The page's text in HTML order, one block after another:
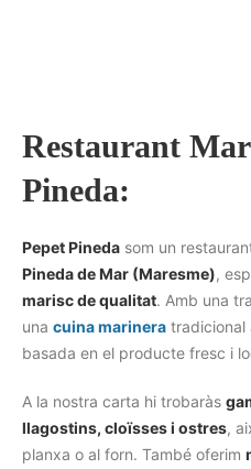
Restaurant
Pineda:
Pepet Pineda som un
Pineda de Mar (Maresme),
marisc de qualitat. Amb una
una cuina marinera tradicional
basada en el producte fresc i
A la nostra carta hi trobaràs
llagostins, cloïsses i ostres,
planxa o al forn. També oferim